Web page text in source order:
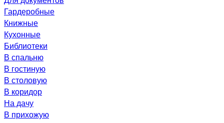
Гардеробные
Книжные
Кухонные
Библиотеки
В спальню
В гостиную
В столовую
В коридор
На дачу
В прихожую